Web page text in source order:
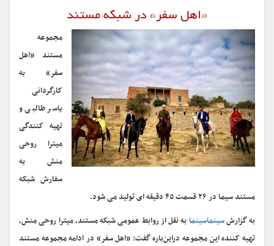
«اهل سفر» در شبکه مستند
مجموعه
مستند «اهل
سفر» به
کارگردانی
یاسر طالبی و
تهیه کنندگی
میترا روحی
منش به
سفارش شبکه
مستند سیما در ۲۶ قسمت ۴۵ دقیقه ای تولید می شود.
به گزارشسینماسینمابه نقل از روابط عمومی شبکه مستند، میترا روحی منش،
تهیه کننده این مجموعه دراین‌باره گفت: «اهل سفر» در ادامه مجموعه مستند